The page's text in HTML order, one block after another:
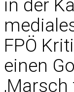
in der
FPÖ
einen